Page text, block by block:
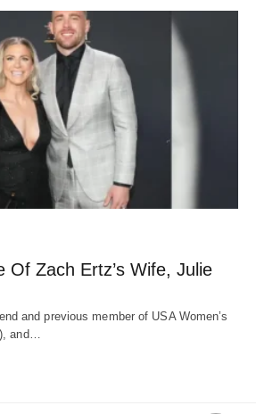
Of Zach Ertz’s Wife, Julie
and previous member of USA Women’s
and…